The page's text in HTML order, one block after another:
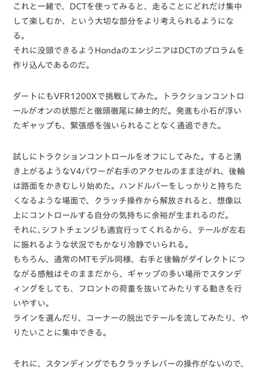
これと一緒で、DCTを使ってみると、走ることにどれだけ集中
して楽しむか、という大切な部分をより考えられるようにな
る。
それに没頭できるようHondaのエンジニアはDCTのプロラムを
作り込んであるのだ。
ダートにもVFR1200Xで挑戦してみた。トラクションコントロ
ールがオンの状態だと徹頭徹尾に紳士的だ。発進も小石が浮い
たギャップも、緊張感を強いられることなく通過できた。
試しにトラクションコントロールをオフにしてみた。すると湧
き上がるようなV4パワーが右手のアクセルのまま注がれ、後輪
は路面をかきむしり始めた。ハンドルバーをしっかりと持ちた
くなるような場面で、クラッチ操作から解放されると、想像以
上にコントロールする自分の気持ちに余裕が生まれるのだ。
それに､シフトチェンジも適宜行ってくれるから、テールが左右
に振れるような状況でもかなり冷静でいられる。
もちろん、通常のMTモデル同様、右手と後輪がダイレクトにつ
ながる感触はそのままだから、ギャップの多い場所でスタンデ
ィングをしても、フロントの荷重を抜いてみたりする動きを行
いやすい。
ラインを選んだり、コーナーの脱出でテールを流してみたり、や
りたいことに集中できる。
それに、スタンディングでもクラッチレバーの操作がないので、